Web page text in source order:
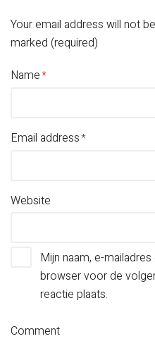
Your email address will not
marked (required)
Name
Email address
Website
Mijn naam, e-
browser voor de
reactie plaats.
Comment